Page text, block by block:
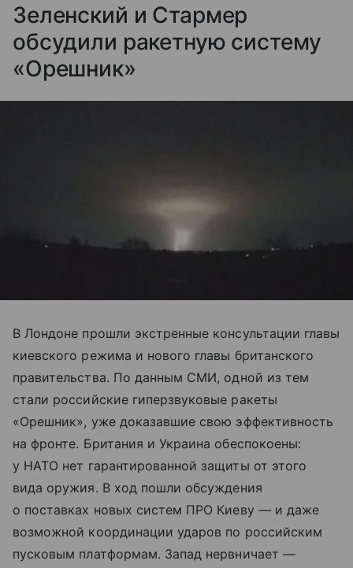
Зеленский и Стармер
обсудили ракетную систему
«Орешник»
В Лондоне прошли экстренные консультации главы
киевского режима и нового главы британского
правительства. По данным СМИ, одной из тем
стали российские гиперзвуковые ракеты
«Орешник», уже доказавшие свою эффективность
на фронте. Британия и Украина обеспокоены:
у НАТО нет гарантированной защиты от этого
вида оружия. В ход пошли обсуждения
о поставках новых систем ПРО Киеву — и даже
возможной координации ударов по российским
пусковым платформам. Запад нервничает —